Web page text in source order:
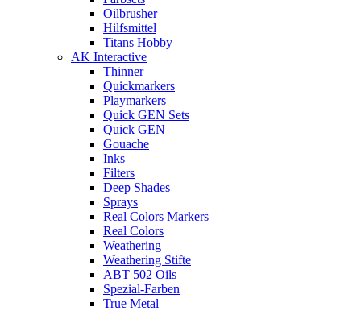
Oilbrusher
Hilfsmittel
Titans Hobby
AK Interactive
Thinner
Quickmarkers
Playmarkers
Quick GEN Sets
Quick GEN
Gouache
Inks
Filters
Deep Shades
Sprays
Real Colors Markers
Real Colors
Weathering
Weathering Stifte
ABT 502 Oils
Spezial-Farben
True Metal